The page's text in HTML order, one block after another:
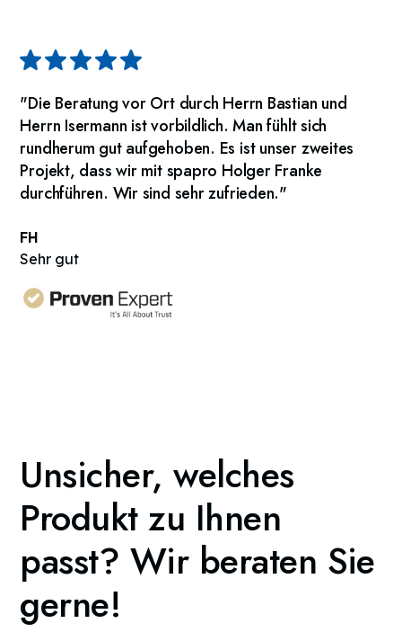
"Die Beratung vor Ort durch Herrn Bastian und
Herrn Isermann ist vorbildlich. Man fühlt sich
rundherum gut aufgehoben. Es ist unser zweites
Projekt, dass wir mit spapro Holger Franke
durchführen. Wir sind sehr zufrieden."
FH
Sehr gut
Unsicher, welches
Produkt zu Ihnen
passt? Wir beraten Sie
gerne!